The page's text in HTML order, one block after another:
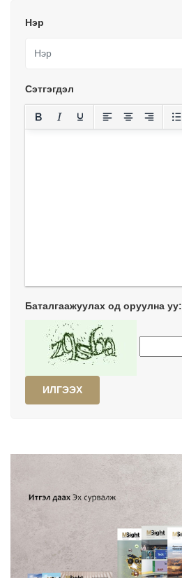
Нэр
Сэтгэгдэл
Баталгаажуулах од оруулна уу:
ИЛГЭЭХ